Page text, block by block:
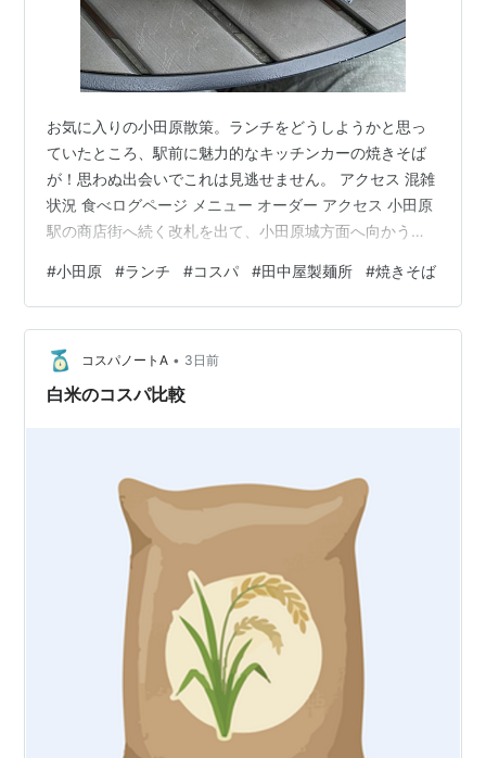
お気に入りの小田原散策。ランチをどうしようかと思っ
ていたところ、駅前に魅力的なキッチンカーの焼きそば
が！思わぬ出会いでこれは見逃せません。 アクセス 混雑
状況 食べログページ メニュー オーダー アクセス 小田原
駅の商店街へ続く改札を出て、小田原城方面へ向かう広
ようです。実際の店舗は伊東駅にあるそうです。 駅前の
スペースで販売していました 混雑状況 週末の12時ごろの
訪問で、数人オーダー待ちの方がいましたが、ものの数
分でオーダー可能でした。さすがの手際です。 食べログ
ページ tabelog.com メニュー メニューは潔く焼きそばの
#小田原 #ランチ #コスパ #田中屋製麺所 #焼きそば
コスパノートA • 3日前
白米のコスパ比較